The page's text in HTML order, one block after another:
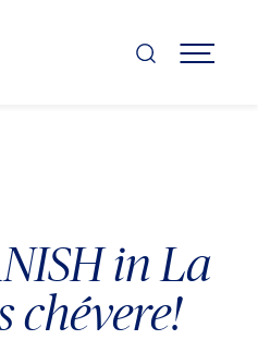
MENÚ
in La
chévere!